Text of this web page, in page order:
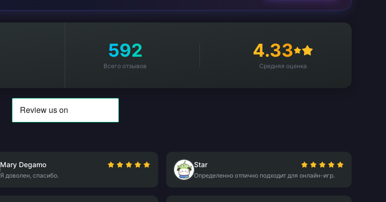
592
Всего отзывов
4.33
Средняя оценка
Mary Degamo
Я доволен, спасибо.
Star
Определенно отлично подходит для онлайн-игр.